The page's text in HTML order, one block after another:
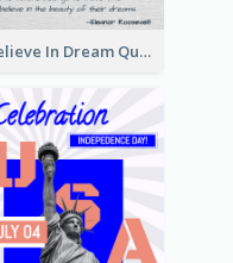
Believe In Dream Quote Instagram Post